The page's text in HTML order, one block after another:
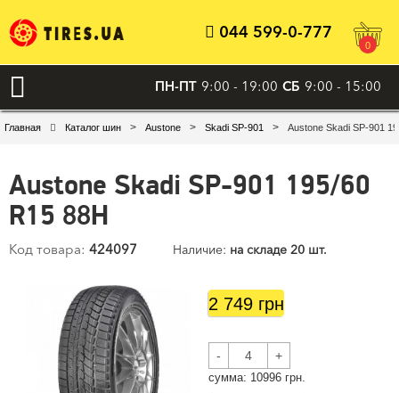
044 599-0-777
0
ПН-ПТ 9:00 - 19:00 СБ 9:00 - 15:00
Главная Каталог шин > Austone > Skadi SP-901 > Austone Skadi SP-901
Austone Skadi SP-901 195/60
R15 88H
Код товара: 424097 Наличие: на складе 20 шт.
2 749 грн
- +
cумма: 10996 грн.